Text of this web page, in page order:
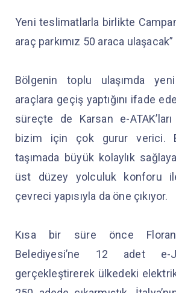
Yeni teslimatlarla birlikte
araç parkımız 50 araca
Bölgenin toplu ulaşımda
araçlara geçiş yaptığını ifade
süreçte de Karsan e-
bizim için çok gurur verici.
taşımada büyük kolaylık
üst düzey yolculuk konforu
çevreci yapısıyla da öne çıkıyor.
Kısa bir süre önce
Belediyesi’ne 12 adet e-
gerçekleştirerek ülkedeki